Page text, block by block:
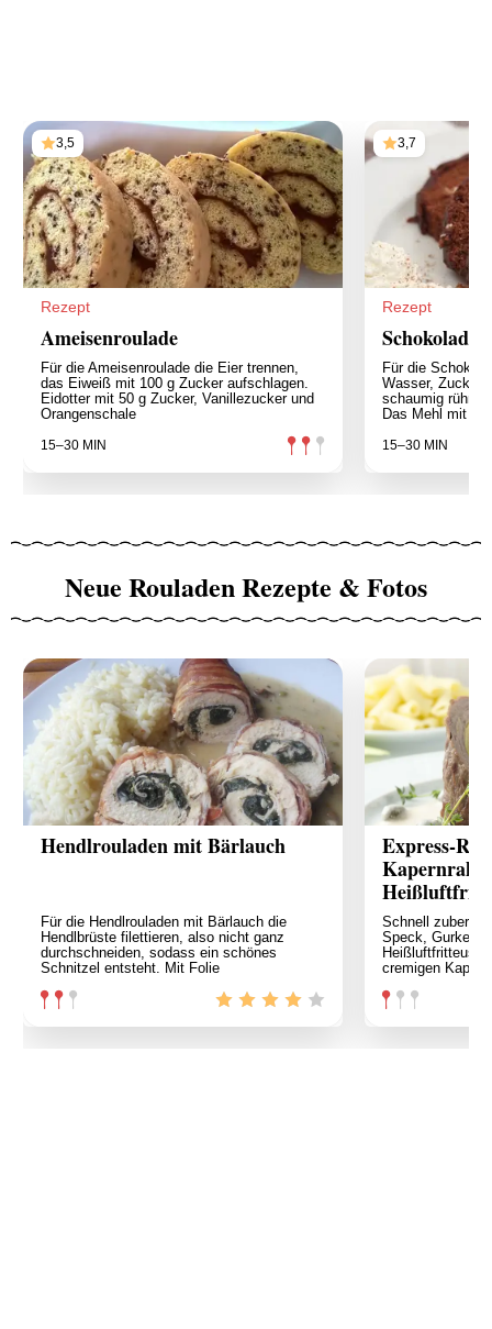
3,5
Rezept
Ameisenroulade
Für die Ameisenroulade die Eier trennen,
das Eiweiß mit 100 g Zucker aufschlagen.
Eidotter mit 50 g Zucker, Vanillezucker und
Orangenschale
15–30 MIN
3,7
Rezept
Für die
Wasser, Zucker
schaumig
Das Mehl mit
15–30 MIN
Neue Rouladen Rezepte & Fotos
Hendlrouladen mit Bärlauch
Für die Hendlrouladen mit Bärlauch die
Hendlbrüste filettieren, also nicht ganz
durchschneiden, sodass ein schönes
Schnitzel entsteht. Mit Folie
Express-
Schnell
Speck, Gurkerl
Heißluftfritteuse
cremigen